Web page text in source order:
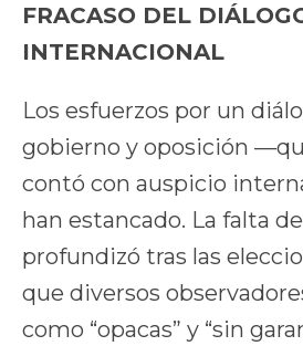
FRACASO DEL
INTERNACIONAL
Los esfuerzos por un
gobierno y oposición
contó con auspicio
han estancado. La falta
profundizó tras las
que diversos
como “opacas” y “sin